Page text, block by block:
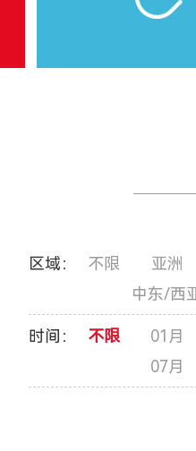
区域： 不限 亚洲
中东/西
时间： 不限 01月
07月